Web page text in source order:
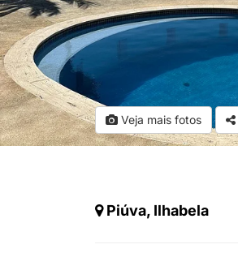
Veja mais fotos
Piúva, Ilhabela